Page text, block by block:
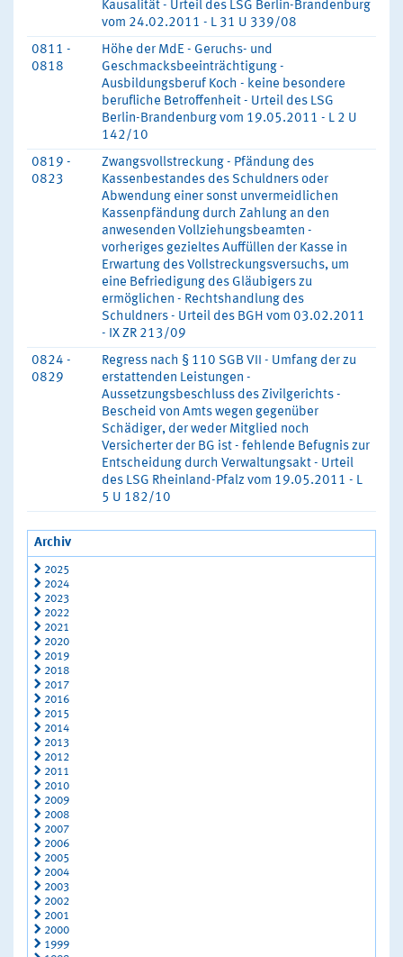
Kausalität - Urteil des LSG Berlin-Brandenburg
vom 24.02.2011 - L 31 U 339/08
0811 -
0818
Höhe der MdE - Geruchs- und
Geschmacksbeeinträchtigung -
Ausbildungsberuf Koch - keine besondere
berufliche Betroffenheit - Urteil des LSG
Berlin-Brandenburg vom 19.05.2011 - L 2 U
142/10
0819 -
0823
Zwangsvollstreckung - Pfändung des
Kassenbestandes des Schuldners oder
Abwendung einer sonst unvermeidlichen
Kassenpfändung durch Zahlung an den
anwesenden Vollziehungsbeamten -
vorheriges gezieltes Auffüllen der Kasse in
Erwartung des Vollstreckungsversuchs, um
eine Befriedigung des Gläubigers zu
ermöglichen - Rechtshandlung des
Schuldners - Urteil des BGH vom 03.02.2011
- IX ZR 213/09
0824 -
0829
Regress nach § 110 SGB VII - Umfang der zu
erstattenden Leistungen -
Aussetzungsbeschluss des Zivilgerichts -
Bescheid von Amts wegen gegenüber
Schädiger, der weder Mitglied noch
Versicherter der BG ist - fehlende Befugnis zur
Entscheidung durch Verwaltungsakt - Urteil
des LSG Rheinland-Pfalz vom 19.05.2011 - L
5 U 182/10
Archiv
2025
2024
2023
2022
2021
2020
2019
2018
2017
2016
2015
2014
2013
2012
2011
2010
2009
2008
2007
2006
2005
2004
2003
2002
2001
2000
1999